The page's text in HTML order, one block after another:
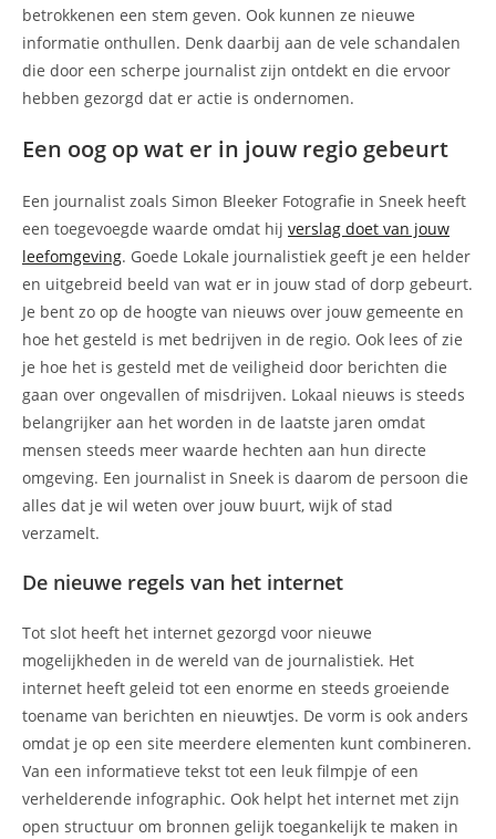
betrokkenen een stem geven. Ook kunnen ze nieuwe
informatie onthullen. Denk daarbij aan de vele schandalen
die door een scherpe journalist zijn ontdekt en die ervoor
hebben gezorgd dat er actie is ondernomen.
Een oog op wat er in jouw regio gebeurt
Een journalist zoals Simon Bleeker Fotografie in Sneek heeft
een toegevoegde waarde omdat hij verslag doet van jouw
leefomgeving. Goede Lokale journalistiek geeft je een helder
en uitgebreid beeld van wat er in jouw stad of dorp gebeurt.
Je bent zo op de hoogte van nieuws over jouw gemeente en
hoe het gesteld is met bedrijven in de regio. Ook lees of zie
je hoe het is gesteld met de veiligheid door berichten die
gaan over ongevallen of misdrijven. Lokaal nieuws is steeds
belangrijker aan het worden in de laatste jaren omdat
mensen steeds meer waarde hechten aan hun directe
omgeving. Een journalist in Sneek is daarom de persoon die
alles dat je wil weten over jouw buurt, wijk of stad
verzamelt.
De nieuwe regels van het internet
Tot slot heeft het internet gezorgd voor nieuwe
mogelijkheden in de wereld van de journalistiek. Het
internet heeft geleid tot een enorme en steeds groeiende
toename van berichten en nieuwtjes. De vorm is ook anders
omdat je op een site meerdere elementen kunt combineren.
Van een informatieve tekst tot een leuk filmpje of een
verhelderende infographic. Ook helpt het internet met zijn
open structuur om bronnen gelijk toegankelijk te maken in